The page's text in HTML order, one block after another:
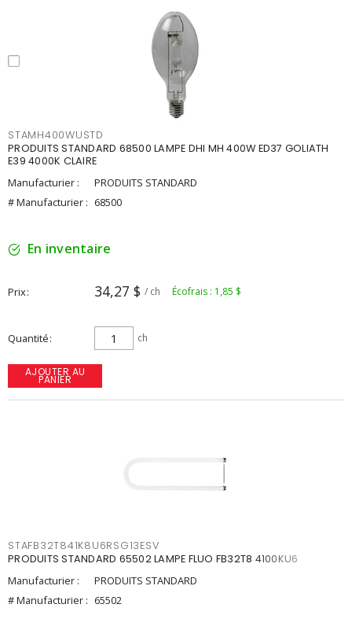
STAMH400WUSTD
PRODUITS STANDARD 68500 LAMPE DHI MH 400W ED37 GOLIATH
E39 4000K CLAIRE
Manufacturier :
PRODUITS STANDARD
# Manufacturier : 68500
En inventaire
Prix 34,27 $ / ch Écofrais : 1,85 $
Quantité ch
AJOUTER AU
PANIER
STAFB32T841K8U6RSG13ESV
PRODUITS STANDARD 65502 LAMPE FLUO FB32T8 4100KU6
Manufacturier :
PRODUITS STANDARD
# Manufacturier : 65502